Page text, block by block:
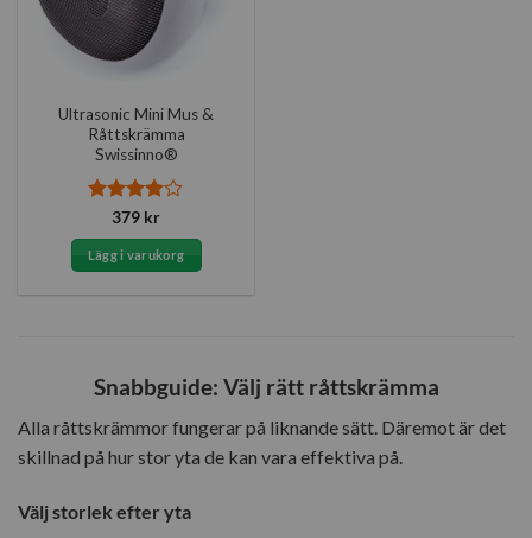
Ultrasonic Mini Mus &
Råttskrämma
Swissinno®
Betygsatt
4av 5
379 kr
Lägg i varukorg
Snabbguide: Välj rätt råttskrämma
Alla råttskrämmor fungerar på liknande sätt. Däremot är det
skillnad på hur stor yta de kan vara effektiva på.
Välj storlek efter yta